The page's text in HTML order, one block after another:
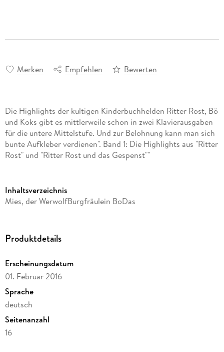
Merken Empfehlen Bewerten
Die Highlights der kultigen Kinderbuchhelden Ritter Rost, Bö
und Koks gibt es mittlerweile schon in zwei Klavierausgaben
für die untere Mittelstufe. Und zur Belohnung kann man sich
bunte Aufkleber verdienen". Band 1: Die Highlights aus "Ritter
Rost" und "Ritter Rost und das Gespenst""
Inhaltsverzeichnis
Mies, der WerwolfBurgfräulein BoDas
Zwölfe schlägtPost für Ritter RostTief im
FabelwesenwaldKönig Bleifuß SuperhirnZu spät zum
Produktdetails
Erscheinungsdatum
01. Februar 2016
Sprache
deutsch
Seitenanzahl
16